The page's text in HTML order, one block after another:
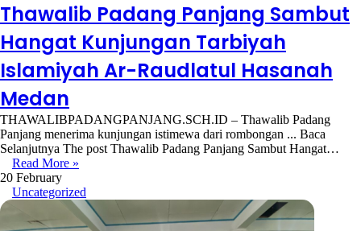
Thawalib Padang Panjang Sambut
Hangat Kunjungan Tarbiyah
Islamiyah Ar-Raudlatul Hasanah
Medan
THAWALIBPADANGPANJANG.SCH.ID – Thawalib Padang
Panjang menerima kunjungan istimewa dari rombongan ... Baca
Selanjutnya The post Thawalib Padang Panjang Sambut Hangat…
Read More »
20 February
Uncategorized